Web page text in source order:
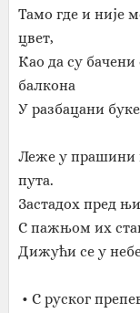
Тамо где и није
цвет,
Као да су бачени
балкона
У разбацани
Леже у прашини
пута.
Застадох пред
С пажњом их
Дижући се у
• С руског